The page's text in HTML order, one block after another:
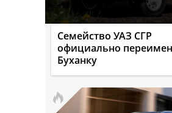
Семейство УАЗ СГР
официально
Буханку